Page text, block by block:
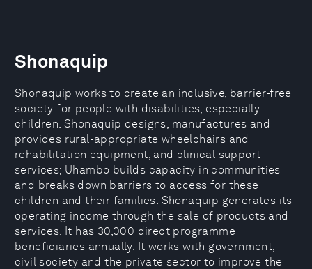
Shonaquip
Shonaquip works to create an inclusive, barrier-free
society for people with disabilities, especially
children. Shonaquip designs, manufactures and
provides rural-appropriate wheelchairs and
rehabilitation equipment, and clinical support
services; Uhambo builds capacity in communities
and breaks down barriers to access for these
children and their families. Shonaquip generates its
operating income through the sale of products and
services. It has 30,000 direct programme
beneficiaries annually. It works with government,
civil society and the private sector to improve the